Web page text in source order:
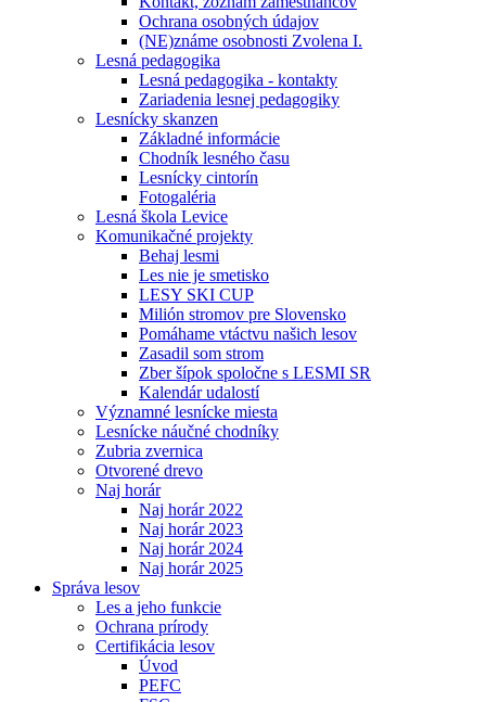
Ochrana osobných údajov
(NE)známe osobnosti Zvolena I.
Lesná pedagogika
Lesná pedagogika - kontakty
Zariadenia lesnej pedagogiky
Lesnícky skanzen
Základné informácie
Chodník lesného času
Lesnícky cintorín
Fotogaléria
Lesná škola Levice
Komunikačné projekty
Behaj lesmi
Les nie je smetisko
LESY SKI CUP
Milión stromov pre Slovensko
Pomáhame vtáctvu našich lesov
Zasadil som strom
Zber šípok spoločne s LESMI SR
Kalendár udalostí
Významné lesnícke miesta
Lesnícke náučné chodníky
Zubria zvernica
Otvorené drevo
Naj horár
Naj horár 2022
Naj horár 2023
Naj horár 2024
Naj horár 2025
Správa lesov
Les a jeho funkcie
Ochrana prírody
Certifikácia lesov
Úvod
PEFC